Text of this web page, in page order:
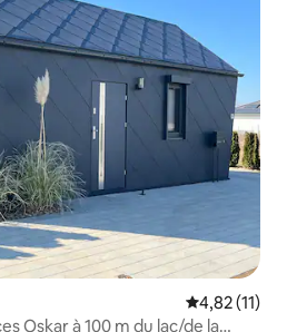
Évaluation
4,82 (11)
Oskar à 100 m du lac/de la